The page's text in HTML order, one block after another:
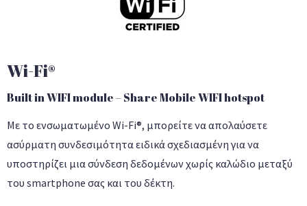
Wi-Fi®
Built in WIFI module – Share Mobile WIFI hotspot
Με το ενσωματωμένο Wi-Fi®, μπορείτε να απολαύσετε
ασύρματη συνδεσιμότητα ειδικά σχεδιασμένη για να
υποστηρίζει μια σύνδεση δεδομένων χωρίς καλώδιο μεταξύ
του smartphone σας και του δέκτη.